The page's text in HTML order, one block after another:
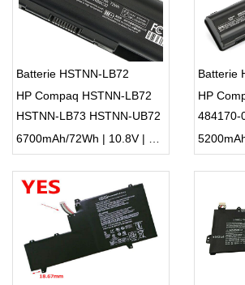
Batterie HSTNN-LB72
HP Compaq HSTNN-LB72
HSTNN-LB73 HSTNN-UB72
CQ40 HSTNN-C51C
6700mAh/72Wh | 10.8V | Li-ion ...
Batterie
HP
484170-
HSTNN-